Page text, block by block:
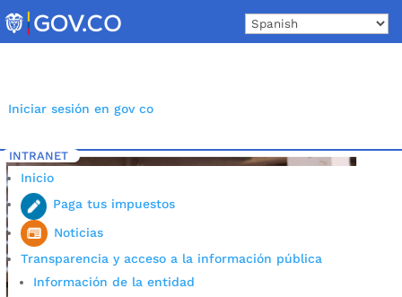
to
content
Iniciar sesión en gov co
INTRANET
Inicio
Paga tus impuestos
Noticias
Transparencia y acceso a la información pública
Información de la entidad
Inicio 5 Etiqueta: oficina sisbén Bucaramanga